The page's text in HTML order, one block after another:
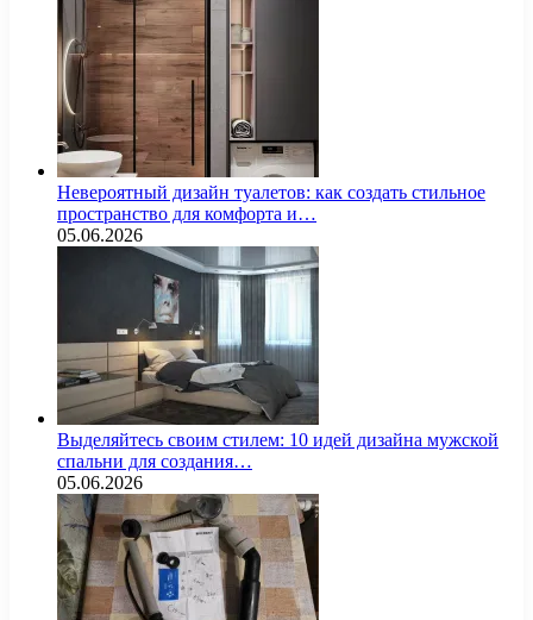
Невероятный дизайн туалетов: как создать стильное
пространство для комфорта и…
05.06.2026
Выделяйтесь своим стилем: 10 идей дизайна мужской
спальни для создания…
05.06.2026